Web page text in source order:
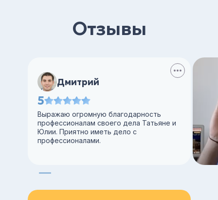
Отзывы
Дмитрий
5
Выражаю огромную благодарность
профессионалам своего дела Татьяне и
Юлии. Приятно иметь дело с
профессионалами.